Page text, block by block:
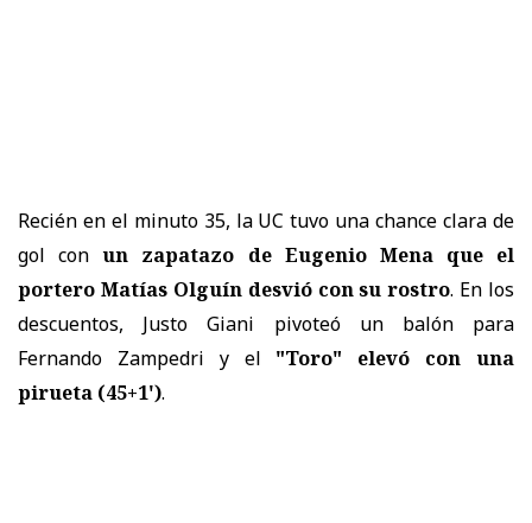
Recién en el minuto 35, la UC tuvo una chance clara de
gol conun zapatazo de Eugenio Mena que el
portero Matías Olguín desvió con su rostro. En los
descuentos, Justo Giani pivoteó un balón para
Fernando Zampedri y el "Toro" elevó con una
pirueta (45+1').